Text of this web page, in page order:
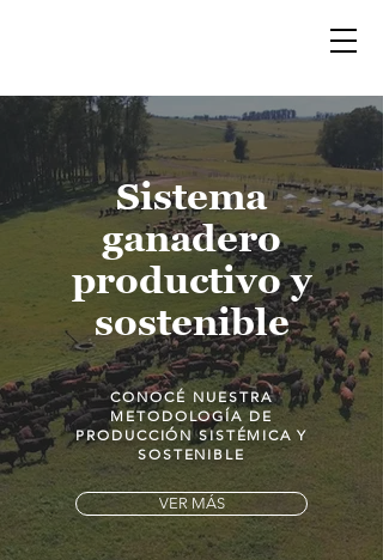
JORNADA DE CAMPO Y SUBASTA VIRTUAL
Sistema
ganadero
productivo y
sostenible
CONOCÉ NUESTRA
METODOLOGÍA DE
PRODUCCIÓNSISTÉMICA Y
SOSTENIBLE
VER MÁS